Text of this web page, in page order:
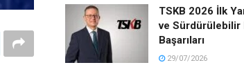
TSKB 2026 İlk
ve Sürdürülebilir
Başarıları
29/07/2026